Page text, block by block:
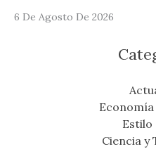
6 De Agosto De 2026
Estilo
Ciencia y